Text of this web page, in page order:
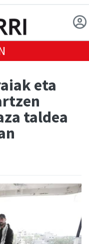
eta
taldea